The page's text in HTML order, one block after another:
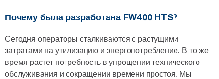
Почему была разработана FW400 HTS?
Сегодня операторы сталкиваются с растущими
затратами на утилизацию и энергопотребление. В то же
время растет потребность в упрощении технического
обслуживания и сокращении времени простоя. Мы